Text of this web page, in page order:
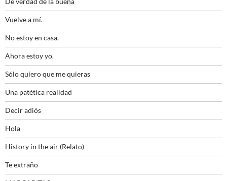
Vuelve a mí.
No estoy en casa.
Ahora estoy yo.
Sólo quiero que me quieras
Una patética realidad
Decir adiós
Hola
History in the air (Relato)
Te extraño